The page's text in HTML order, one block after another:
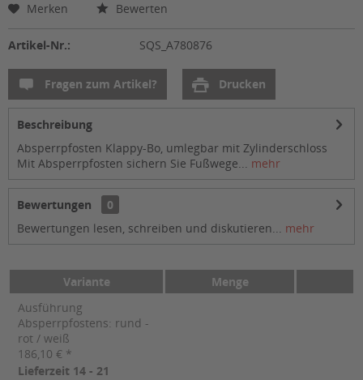
Merken Bewerten
Artikel-Nr.: SQS_A780876
Fragen zum Artikel? Drucken
Beschreibung
Absperrpfosten Klappy-Bo, umlegbar mit Zylinderschloss
Mit Absperrpfosten sichern Sie Fußwege... mehr
Bewertungen
0
Bewertungen lesen, schreiben und diskutieren... mehr
Variante
Menge
Ausführung
Absperrpfostens: rund -
rot / weiß
186,10 € *
Lieferzeit 14 - 21